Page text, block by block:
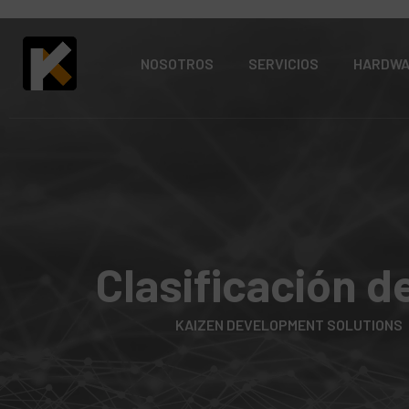
NOSOTROS SERVICIOS
Clasificación
KAIZEN DEVELOPMENT SOLUTIONS